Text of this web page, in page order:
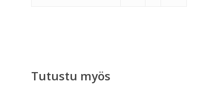
Tutustu myös